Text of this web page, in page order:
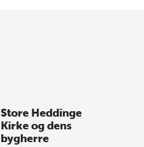
Store Heddinge
Kirke og dens
bygherre